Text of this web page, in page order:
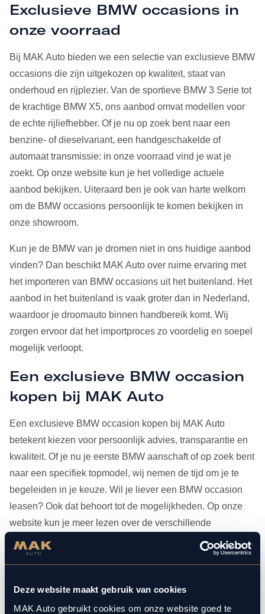
Deze website maakt gebruik van cookies
MAK Auto gebruikt cookies om onze website goed te
Exclusieve BMW occasions in
onze voorraad
Bij MAK Auto bieden we een selectie van exclusieve BMW
occasions die zijn uitgekozen op kwaliteit, staat van
onderhoud en rijplezier. Van de sportieve BMW 3 Serie tot
de krachtige BMW X5, ons aanbod omvat modellen voor
de echte rijliefhebber. Of je nu op zoek bent naar een
benzine- of dieselvariant, een handgeschakelde of
automaat transmissie: in onze voorraad vind je wat je
zoekt. Op onze website kun je het volledige actuele
aanbod bekijken. Uiteraard ben je ook van harte welkom
om de BMW occasions persoonlijk te komen bekijken in
onze showroom.
Kun je de BMW van je dromen niet in ons huidige aanbod
vinden? Dan beschikt MAK Auto over ruime ervaring met
het importeren van BMW occasions uit het buitenland. Het
aanbod in het buitenland is vaak groter dan in Nederland,
waardoor je droomauto binnen handbereik komt. Wij
zorgen ervoor dat het importproces zo voordelig en soepel
mogelijk verloopt.
Een exclusieve BMW occasion
kopen bij MAK Auto
Een exclusieve BMW occasion kopen bij MAK Auto
betekent kiezen voor persoonlijk advies, transparantie en
kwaliteit. Of je nu je eerste BMW aanschaft of op zoek bent
naar een specifiek topmodel, wij nemen de tijd om je te
begeleiden in je keuze. Wil je liever een BMW occasion
leasen? Ook dat behoort tot de mogelijkheden. Op onze
website kun je meer lezen over de verschillende
leasevormen.
Heb je je BMW occasion eenmaal gevonden, dan kun je